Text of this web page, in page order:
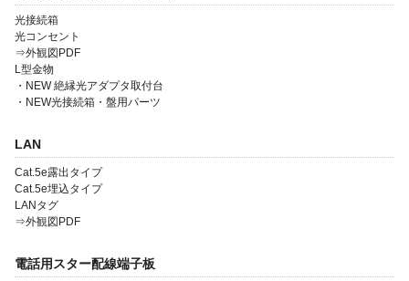
金型・射出成形
光接続箱
光コンセント
⇒外観図PDF
L型金物
・NEW 絶縁光アダプタ取付台
・NEW光接続箱・盤用パーツ
LAN
Cat.5e露出タイプ
Cat.5e埋込タイプ
LANタグ
⇒外観図PDF
電話用スター配線端子板